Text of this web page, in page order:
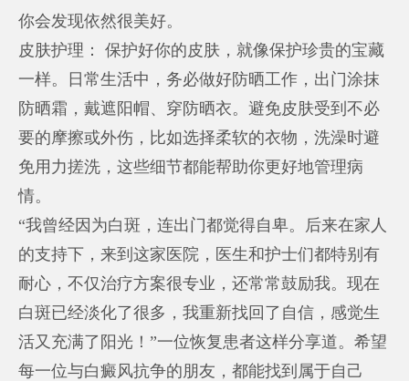
你会发现依然很美好。
皮肤护理： 保护好你的皮肤，就像保护珍贵的宝藏
一样。日常生活中，务必做好防晒工作，出门涂抹
防晒霜，戴遮阳帽、穿防晒衣。避免皮肤受到不必
要的摩擦或外伤，比如选择柔软的衣物，洗澡时避
免用力搓洗，这些细节都能帮助你更好地管理病
情。
“我曾经因为白斑，连出门都觉得自卑。后来在家人
的支持下，来到这家医院，医生和护士们都特别有
耐心，不仅治疗方案很专业，还常常鼓励我。现在
白斑已经淡化了很多，我重新找回了自信，感觉生
活又充满了阳光！”一位恢复患者这样分享道。希望
每一位与白癜风抗争的朋友，都能找到属于自己